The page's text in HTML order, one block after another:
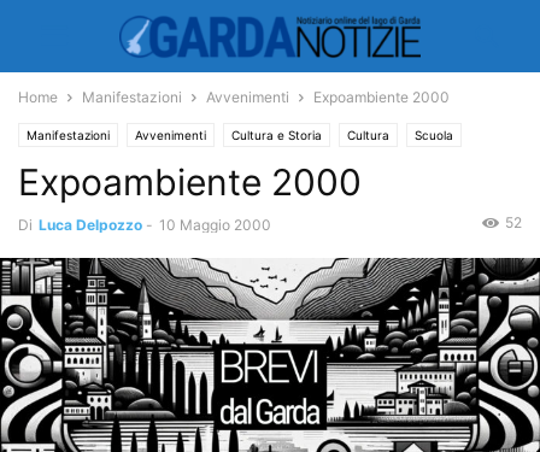
Home Manifestazioni Avvenimenti Expoambiente 2000
Manifestazioni Avvenimenti Cultura e Storia Cultura Scuola
Expoambiente 2000
Di Luca Delpozzo - 10 Maggio 2000 52